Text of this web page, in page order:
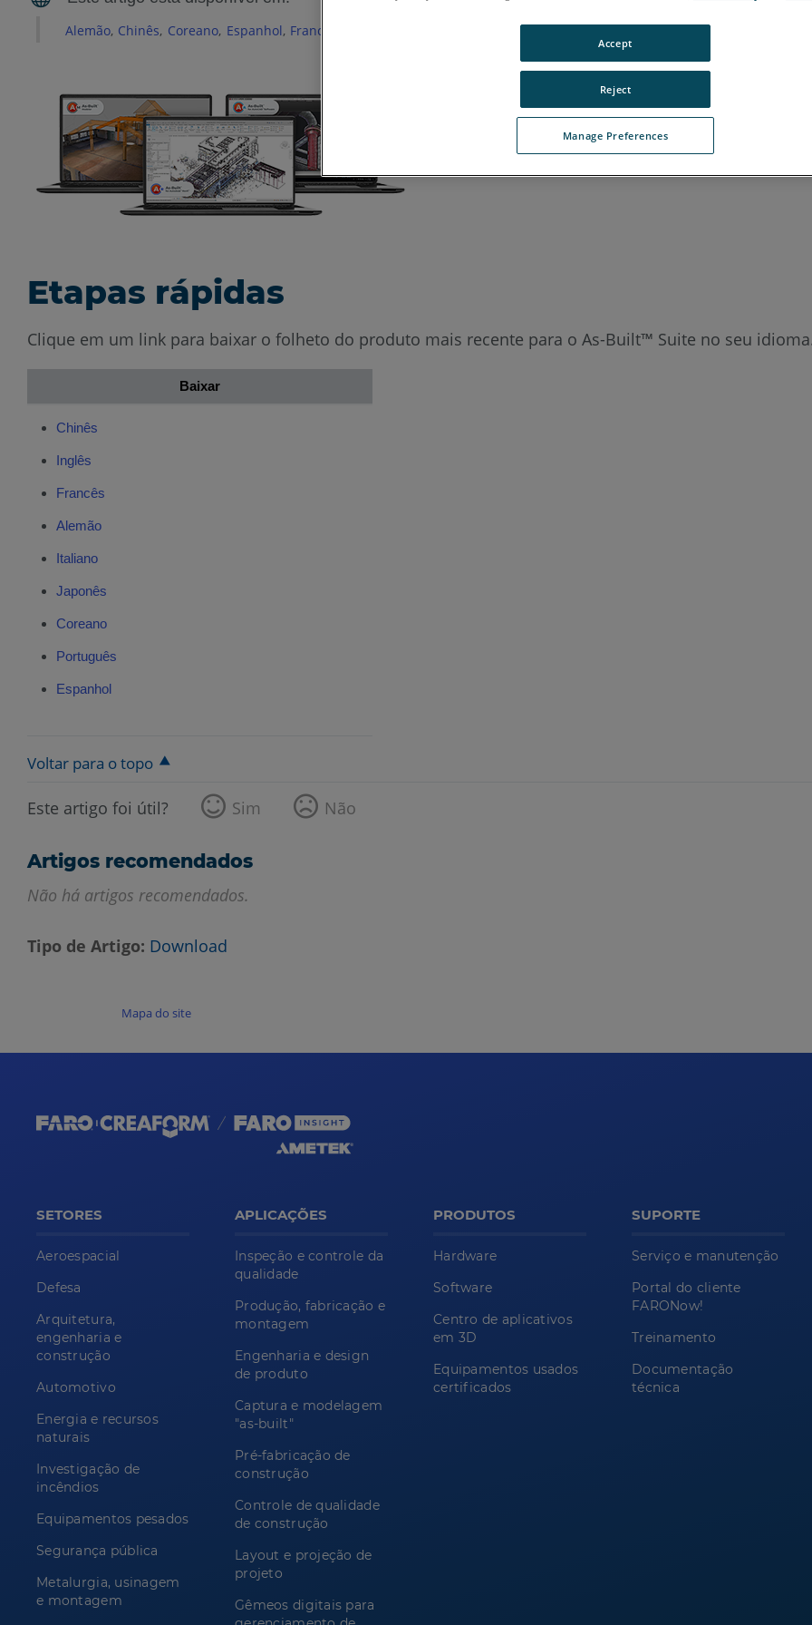
Alemão Chinês Coreano Espanhol Francês Português
Etapas rápidas
Clique em um link para baixar o folheto do produto mais recente para o As-Built™ Suite no seu
Baixar
Chinês
Inglês
Francês
Alemão
Italiano
Japonês
Coreano
Português
Espanhol
Voltar para o topo
Este artigo foi útil? Sim Não
Artigos recomendados
Não há artigos recomendados.
Tipo de Artigo Download
Mapa do site
SETORES
Aeroespacial
Defesa
Arquitetura,
engenharia e
construção
Automotivo
Energia e recursos
naturais
Investigação de
incêndios
Equipamentos pesados
Segurança pública
Metalurgia, usinagem
e montagem
APLICAÇÕES
Inspeção e controle da
qualidade
Produção, fabricação e
montagem
Engenharia e design
de produto
Captura e modelagem
"as-built"
Pré-fabricação de
construção
Controle de qualidade
de construção
Layout e projeção de
projeto
Gêmeos digitais para
PRODUTOS
Hardware
Software
Centro de aplicativos
em 3D
Equipamentos usados
certificados
SUPORTE
Serviço e manutenção
Portal do cliente
FARONow!
Treinamento
Documentação
técnica
Manage Preferences
Reject
Accept